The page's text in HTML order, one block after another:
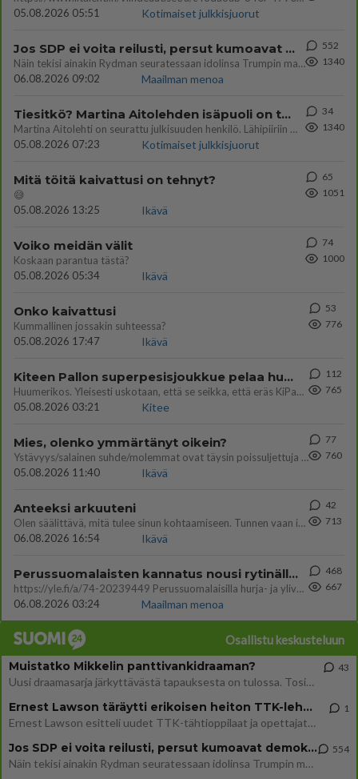
05.08.2026 05:51
Kotimaiset julkkisjuorut
Jos SDP ei voita reilusti, persut kumoavat demokratian Suomesta
Näin tekisi ainakin Rydman seuratessaan idolinsa Trumpin mallia https://www.is.fi/politiikka/art-2000012187244.html
06.08.2026 09:02
Maailman menoa
552
1340
Tiesitkö? Martina Aitolehden isäpuoli on tämä suosittu laulaja
Martina Aitolehti on seurattu julkisuuden henkilö. Lähipiiriin mahtuu muitakin tunnettuja henkilöitä. Tiesitkö, että Ma
05.08.2026 07:23
Kotimaiset julkkisjuorut
34
1340
Mitä töitä kaivattusi on tehnyt?
😅
05.08.2026 13:25
Ikävä
65
1051
Voiko meidän välit
Koskaan parantua tästä?
05.08.2026 05:34
Ikävä
74
1000
Onko kaivattusi
Kummallinen jossakin suhteessa?
05.08.2026 17:47
Ikävä
53
776
Kiteen Pallon superpesisjoukkue pelaa huumeiden vaikutuksen alaisena
Huumerikos. Yleisesti uskotaan, että se seikka, että eräs KiPan pelaaja kärähtää huumeista, on vain jäävuoren huippu. M
05.08.2026 03:21
Kitee
112
765
Mies, olenko ymmärtänyt oikein?
Ystävyys/salainen suhde/molemmat ovat täysin poissuljettuja asioita? Nainen
05.08.2026 11:40
Ikävä
77
760
Anteeksi arkuuteni
Olen säälittävä, mitä tulee sinun kohtaamiseen. Tunnen vaan itseni todella epävarmaksi sun kanssa. Jos minun olisi pitän
06.08.2026 16:54
Ikävä
42
713
Perussuomalaisten kannatus nousi rytinällä Ylen tänään julkaisemassa tuoreimmassa gallup-kyselyssä.
https://yle.fi/a/74-20239449 Perussuomalaisilla hurja- ja ylivoimaisesti suurin nousu tässä uudessa Ylen gallupissa. Kyl
06.08.2026 03:24
Maailman menoa
468
667
Osallistu keskusteluun
Muistatko Mikkelin panttivankidraaman?
Uusi draamasarja järkyttävästä tapauksesta on tulossa. Tositapahtumiin perustuva sarja ammentaa vuoden 1986 Mikkelin pan
43
Ernest Lawson täräytti erikoisen heiton TTK-lehdistötilaisuudessa: " Onko tässä tarkoituksena...?"
Ernest Lawson esitteli uudet TTK-tähtioppilaat ja opettajat torstaina 6.8. lehdistölle. Tulevalla kaudella on yksi hausk
1
Jos SDP ei voita reilusti, persut kumoavat demokratian Suomesta
Näin tekisi ainakin Rydman seuratessaan idolinsa Trumpin mallia https://www.is.fi/politiikka/art-2000012187244.html
554